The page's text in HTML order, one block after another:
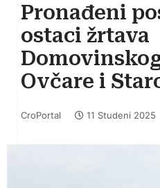
Pronađeni
ostaci žrtava
Ovčare i
CroPortal 11 Studeni 2025